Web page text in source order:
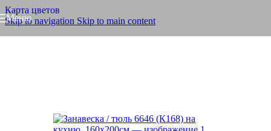
Карта цветов
Skip to navigation Skip to main content
Меню